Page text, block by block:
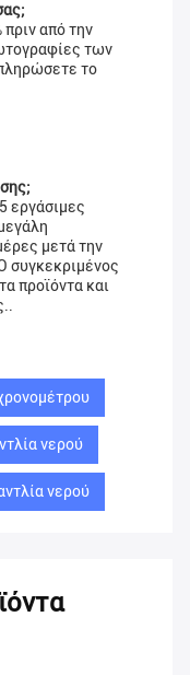
από την
των
το
εργάσιμες
μετά την
συγκεκριμένος
προϊόντα και
νερού
νερού